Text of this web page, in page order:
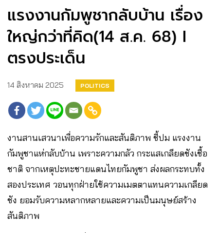
แรงงานกัมพูชากลับบ้าน เรื่อง
ใหญ่กว่าที่คิด(14 ส.ค. 68) I
ตรงประเด็น
14 สิงหาคม 2025 POLITICS
งานสานเสวนาเพื่อความรักและสันติภาพ ชี้ปม แรงงาน
กัมพูชาแห่กลับบ้าน เพราะความกลัว กระแสเกลียดชังเชื้อ
ชาติ จากเหตุปะทะชายแดนไทยกัมพูชา ส่งผลกระทบทั้ง
สองประเทศ วอนทุกฝ่ายใช้ความเมตตาแทนความเกลียด
ชัง ยอมรับความหลากหลายและความเป็นมนุษย์สร้าง
สันติภาพ